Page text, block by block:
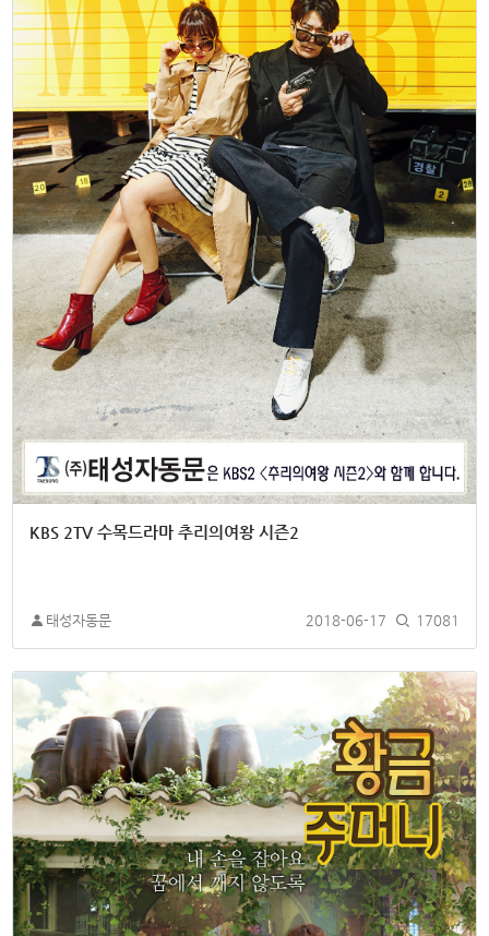
KBS 2TV 수목드라마 추리의여왕 시즌2
태성자동문 2018-06-17 17081